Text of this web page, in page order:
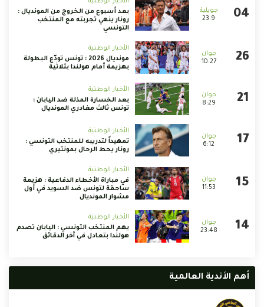
23:9
بعد أسبوع من الخروج من المونديال :
رونار ينهي تجربته مع المنتخب
التونسي
10:27
الأخبار الوطنية
مونديال 2026 : تونس تودّع البطولة
بهزيمة أمام هولندا بثلاثية
8:29
الأخبار الوطنية
بعد الخسارة المذلة ضد اليابان :
تونس ثالث مغادري المونديال
6:12
الأخبار الوطنية
تمهيداً لتدريبه للمنتخب التونسي :
رونار يحط الرحال بمونتيري
11:53
الأخبار الوطنية
في مباراة الأخطاء الدفاعية : هزيمة
ساحقة لتونس ضد السويد في أول
مشوار المونديال
23:48
الأخبار الوطنية
يهم المنتخب التونسي : اليابان تصدم
هولندا بتعادل في آخر الدقائق
أهم الأندية العالمية